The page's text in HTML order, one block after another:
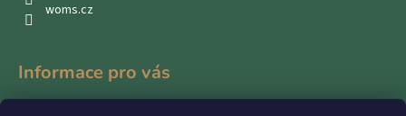
woms.cz
Informace pro vás